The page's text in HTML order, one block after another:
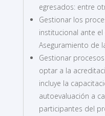
egresados: entre
Gestionar los
institucional ante
Aseguramiento de
Gestionar
optar a la
incluye la
autoevaluación a
participantes del